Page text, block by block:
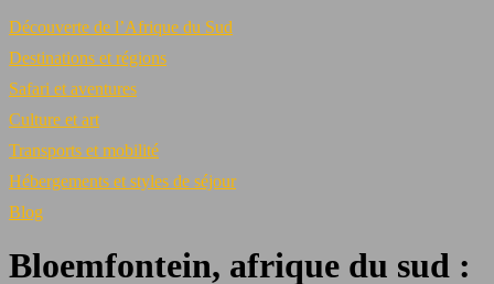
Découverte de l’Afrique du Sud
Destinations et régions
Safari et aventures
Culture et art
Transports et mobilité
Hébergements et styles de séjour
Blog
Bloemfontein, afrique du sud :